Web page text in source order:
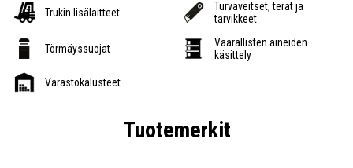
Trukin lisälaitteet
Turvaveitset, terät ja
tarvikkeet
Törmäyssuojat
Vaarallisten aineiden
käsittely
Varastokalusteet
Tuotemerkit